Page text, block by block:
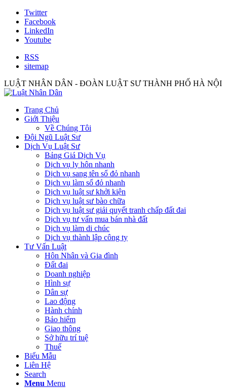
Twitter
Facebook
LinkedIn
Youtube
RSS
sitemap
LUẬT NHÂN DÂN - ĐOÀN LUẬT SƯ THÀNH PHỐ HÀ NỘI
Trang Chủ
Giới Thiệu
Về Chúng Tôi
Đội Ngũ Luật Sư
Dịch Vụ Luật Sư
Bảng Giá Dịch Vụ
Dịch vụ ly hôn nhanh
Dịch vụ sang tên sổ đỏ nhanh
Dịch vụ làm sổ đỏ nhanh
Dịch vụ luật sư khởi kiện
Dịch vụ luật sư bào chữa
Dịch vụ luật sư giải quyết tranh chấp đất đai
Dịch vụ tư vấn mua bán nhà đất
Dịch vụ làm di chúc
Dịch vụ thành lập công ty
Tư Vấn Luật
Hôn Nhân và Gia đình
Đất đai
Doanh nghiệp
Hình sự
Dân sự
Lao động
Hành chính
Bảo hiểm
Giao thông
Sở hữu trí tuệ
Thuế
Biểu Mẫu
Liên Hệ
Search
Menu Menu